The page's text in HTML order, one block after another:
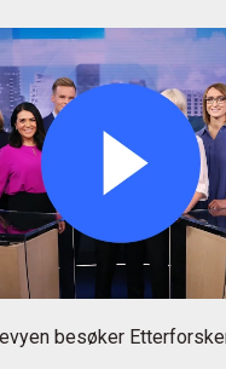
besøker